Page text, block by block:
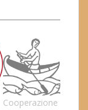
Cooperazione